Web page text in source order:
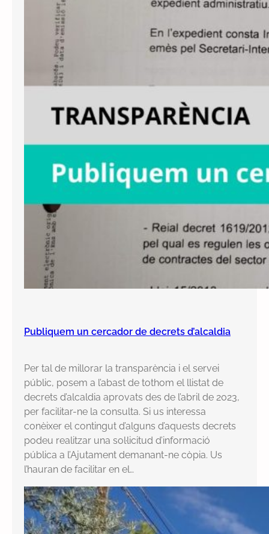
Publiquem un cercador de decrets d’alcaldia
Per tal de millorar la transparència i el servei
públic, posem a l’abast de tothom el llistat de
decrets d’alcaldia aprovats des de l’abril de 2023,
per facilitar-ne la consulta. Si us interessa
conèixer el contingut d’alguns d’aquests decrets
podeu realitzar una sol·licitud d’informació
pública a l’Ajutament demanant-ne còpia. Us
l’hauran de facilitar en el…